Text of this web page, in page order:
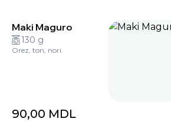
Maki Maguro
130 g
Orez, ton, nori.
90,00 MDL